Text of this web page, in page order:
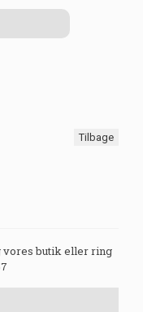
Tilbage
vores butik eller ring